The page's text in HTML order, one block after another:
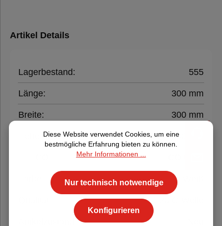
Artikel Details
Lagerbestand: 555
Länge: 300 mm
Breite: 300 mm
300 mm
Diese Website verwendet Cookies, um eine
bestmögliche Erfahrung bieten zu können.
Mehr Informationen ...
Nur technisch notwendige
Konfigurieren